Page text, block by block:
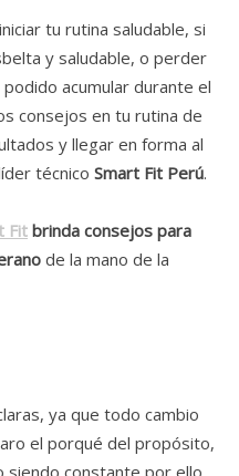
tu rutina saludable, si
y saludable, o perder
acumular durante el
consejos en tu rutina de
y llegar en forma al
técnico Smart Fit Perú.
Fitbrinda consejos para
de la mano de la
ya que todo cambio
el porqué del propósito,
siendo constante por ello